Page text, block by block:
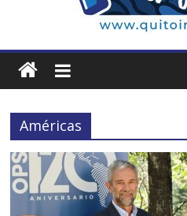
Américas